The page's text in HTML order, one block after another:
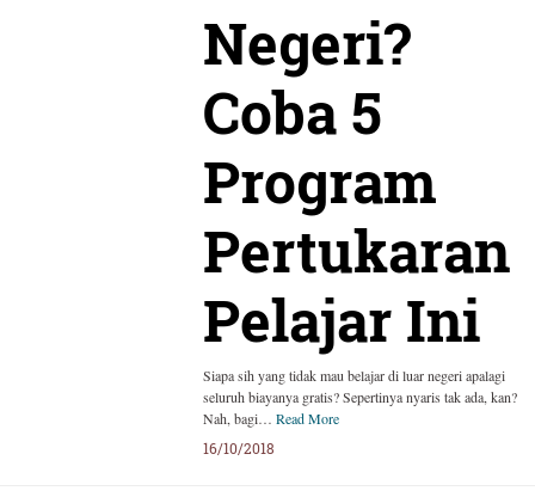
Negeri?
Coba 5
Program
Pertukaran
Pelajar Ini
Siapa sih yang tidak mau belajar di luar negeri apalagi
seluruh biayanya gratis? Sepertinya nyaris tak ada, kan?
Nah, bagi… Read More
16/10/2018